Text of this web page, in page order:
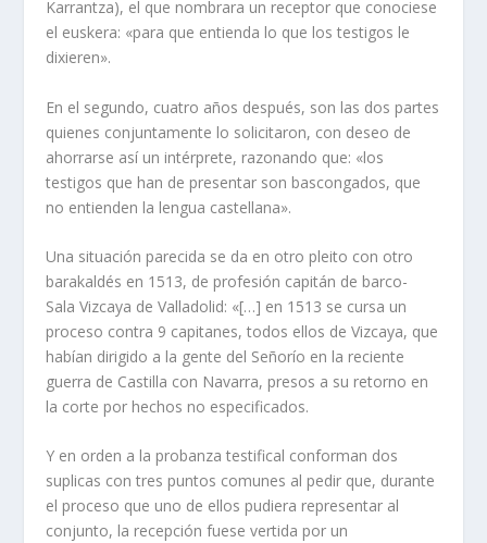
Karrantza), el que nombrara un receptor que conociese
el euskera: «para que entienda lo que los testigos le
dixieren».
En el segundo, cuatro años después, son las dos partes
quienes conjuntamente lo solicitaron, con deseo de
ahorrarse así un intérprete, razonando que: «los
testigos que han de presentar son bascongados, que
no entienden la lengua castellana».
Una situación parecida se da en otro pleito con otro
barakaldés en 1513, de profesión capitán de barco-
Sala Vizcaya de Valladolid: «[…] en 1513 se cursa un
proceso contra 9 capitanes, todos ellos de Vizcaya, que
habían dirigido a la gente del Señorío en la reciente
guerra de Castilla con Navarra, presos a su retorno en
la corte por hechos no especificados.
Y en orden a la probanza testifical conforman dos
suplicas con tres puntos comunes al pedir que, durante
el proceso que uno de ellos pudiera representar al
conjunto, la recepción fuese vertida por un